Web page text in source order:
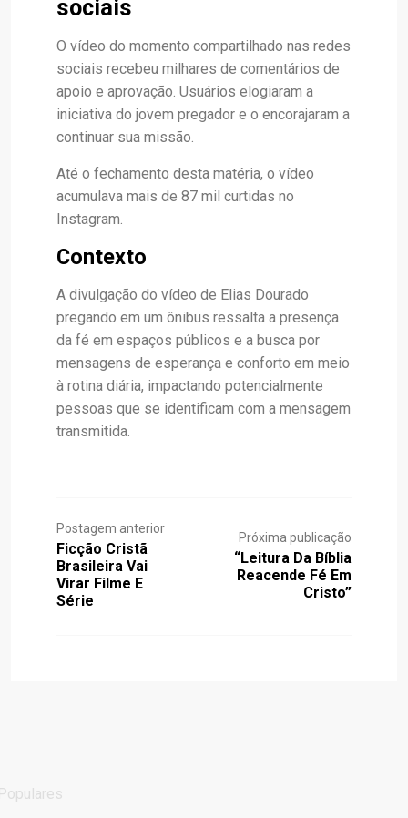
sociais
O vídeo do momento compartilhado nas redes
sociais recebeu milhares de comentários de
apoio e aprovação. Usuários elogiaram a
iniciativa do jovem pregador e o encorajaram a
continuar sua missão.
Até o fechamento desta matéria, o vídeo
acumulava mais de 87 mil curtidas no
Instagram.
Contexto
A divulgação do vídeo de Elias Dourado
pregando em um ônibus ressalta a presença
da fé em espaços públicos e a busca por
mensagens de esperança e conforto em meio
à rotina diária, impactando potencialmente
pessoas que se identificam com a mensagem
transmitida.
Postagem anterior
Ficção Cristã
Brasileira Vai
Virar Filme E
Série
Próxima publicação
“Leitura Da Bíblia
Reacende Fé Em
Cristo”